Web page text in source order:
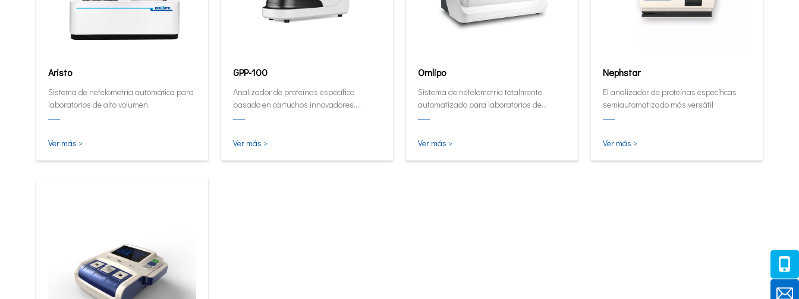
Aristo
Sistema de nefelometría automática para
laboratorios de alto volumen.
Ver más >
GPP-100
Analizador de proteínas específico
basado en cartuchos innovadores.
Analizador de forma automática y
pequeña e inteligente.
Ver más >
Omlipo
Sistema de nefelometría totalmente
automatizado para laboratorios de
rendimiento de volumen medio a alto.
Ver más >
Nephstar
El analizador de proteínas específicas
semiautomatizado más versátil
Ver más >